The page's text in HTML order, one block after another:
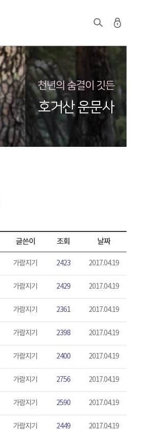
천년의 숨결이 깃든
호거산 운문사
글쓴이 조회 날짜
가람지기 2423 2017.04.19
가람지기 2429 2017.04.19
가람지기 2361 2017.04.19
가람지기 2398 2017.04.19
가람지기 2400 2017.04.19
가람지기 2756 2017.04.19
가람지기 2590 2017.04.19
가람지기 2449 2017.04.19